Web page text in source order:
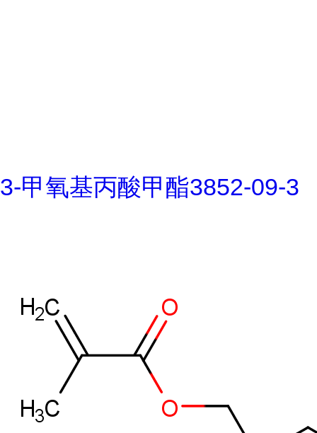
3-甲氧基丙酸甲酯3852-09-3